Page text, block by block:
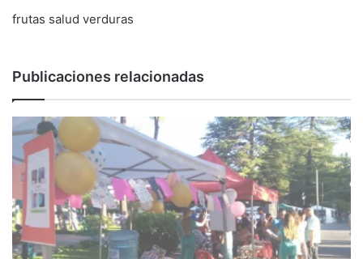
frutas salud verduras
Publicaciones relacionadas